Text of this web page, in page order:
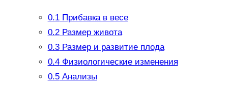
0.1Прибавка в весе
0.2Размер живота
0.3Размер и развитие плода
0.4Физиологические изменения
0.5Анализы